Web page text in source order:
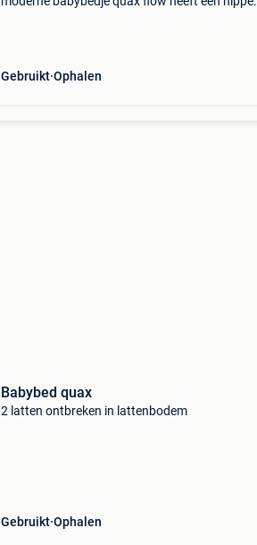
Gebruikt Ophalen
Babybed quax
2 latten ontbreken in lattenbodem
Gebruikt Ophalen